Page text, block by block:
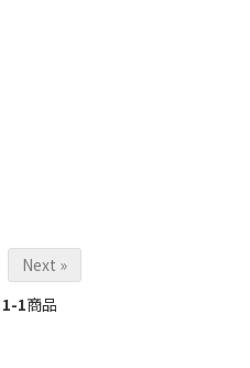
Next »
1-1商品